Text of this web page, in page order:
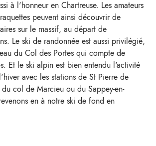
à l'honneur en Chartreuse. Les amateurs
peuvent ainsi découvrir de
sur le massif, au départ de
Le ski de randonnée est aussi privilégié,
du Col des Portes qui compte de
Et le ski alpin est bien entendu l'activité
avec les stations de St Pierre de
col de Marcieu ou du Sappey-en-
en à notre ski de fond en